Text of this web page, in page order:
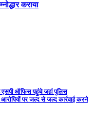
कराया
एसपी ऑफिस पहुंचे जहां पुलिस
पर जल्द से जल्द कार्रवाई करने